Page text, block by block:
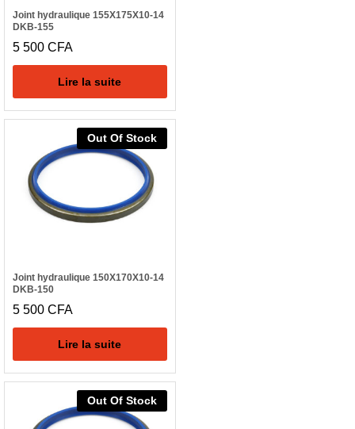
Joint hydraulique 155X175X10-14
DKB-155
5 500 CFA
Lire la suite
Out Of Stock
Joint hydraulique 150X170X10-14
DKB-150
5 500 CFA
Lire la suite
Out Of Stock